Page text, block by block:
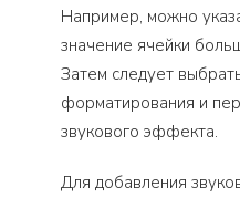
Например, можно
значение ячейки
Затем следует
форматирования и
звукового эффекта.
Для добавления